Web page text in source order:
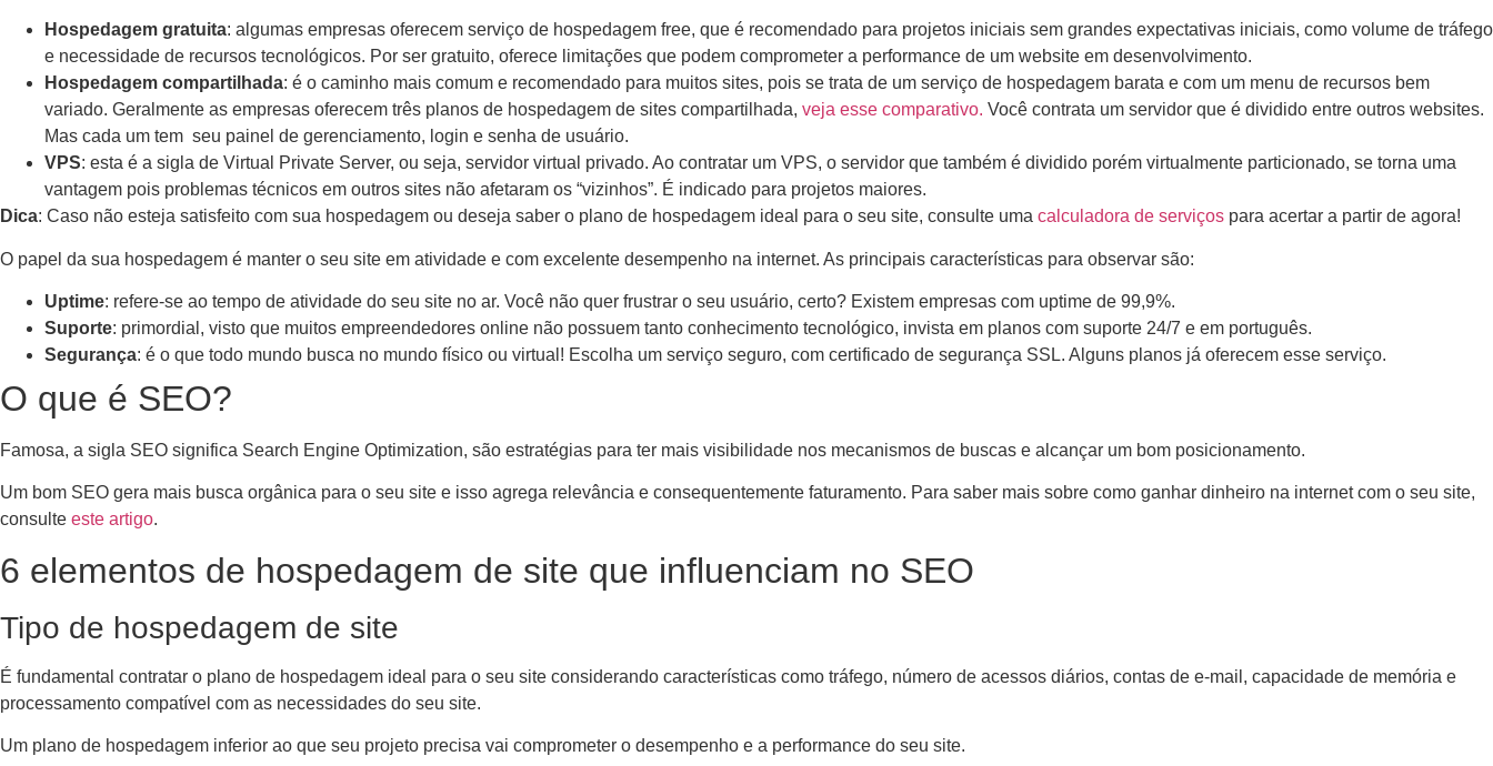
Hospedagem gratuita: algumas empresas oferecem serviço de hospedagem free, que é recomendado para projetos iniciais sem grandes expectativas iniciais, como volume de tráfego
e necessidade de recursos tecnológicos. Por ser gratuito, oferece limitações que podem comprometer a performance de um website em desenvolvimento.
Hospedagem compartilhada: é o caminho mais comum e recomendado para muitos sites, pois se trata de um serviço de hospedagem barata e com um menu de recursos bem
variado. Geralmente as empresas oferecem três planos de hospedagem de sites compartilhada, veja esse comparativo. Você contrata um servidor que é dividido entre outros websites.
Mas cada um tem seu painel de gerenciamento, login e senha de usuário.
VPS: esta é a sigla de Virtual Private Server, ou seja, servidor virtual privado. Ao contratar um VPS, o servidor que também é dividido porém virtualmente particionado, se torna uma
vantagem pois problemas técnicos em outros sites não afetaram os “vizinhos”. É indicado para projetos maiores.
Dica: Caso não esteja satisfeito com sua hospedagem ou deseja saber o plano de hospedagem ideal para o seu site, consulte uma calculadora de serviços para acertar a partir de agora!
O papel da sua hospedagem é manter o seu site em atividade e com excelente desempenho na internet. As principais características para observar são:
Uptime: refere-se ao tempo de atividade do seu site no ar. Você não quer frustrar o seu usuário, certo? Existem empresas com uptime de 99,9%.
Suporte: primordial, visto que muitos empreendedores online não possuem tanto conhecimento tecnológico, invista em planos com suporte 24/7 e em português.
Segurança: é o que todo mundo busca no mundo físico ou virtual! Escolha um serviço seguro, com certificado de segurança SSL. Alguns planos já oferecem esse serviço.
O que é SEO?
Famosa, a sigla SEO significa Search Engine Optimization, são estratégias para ter mais visibilidade nos mecanismos de buscas e alcançar um bom posicionamento.
Um bom SEO gera mais busca orgânica para o seu site e isso agrega relevância e consequentemente faturamento. Para saber mais sobre como ganhar dinheiro na internet com o seu site,
consulte este artigo.
6 elementos de hospedagem de site que influenciam no SEO
Tipo de hospedagem de site
É fundamental contratar o plano de hospedagem ideal para o seu site considerando características como tráfego, número de acessos diários, contas de e-mail, capacidade de memória e
processamento compatível com as necessidades do seu site.
Um plano de hospedagem inferior ao que seu projeto precisa vai comprometer o desempenho e a performance do seu site.